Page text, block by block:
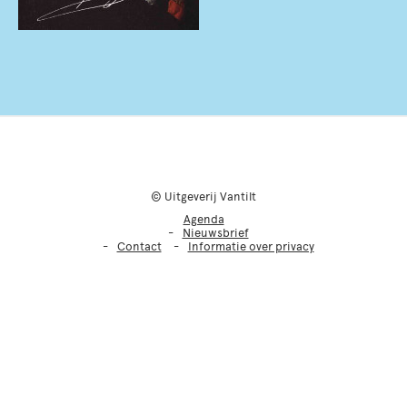
© Uitgeverij Vantilt
Agenda
Nieuwsbrief
Contact
Informatie over privacy